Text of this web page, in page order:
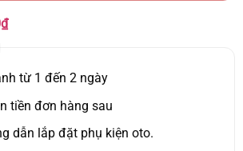
₫Khoảng
đến
144.000₫
từ 1 đến 2 ngày
tiền đơn hàng sau
dẫn lắp đặt phụ kiện oto.